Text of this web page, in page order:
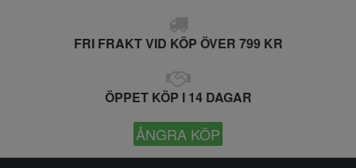
FRI FRAKT VID KÖP ÖVER 799 KR
ÖPPET KÖP I 14 DAGAR
ÅNGRA KÖP